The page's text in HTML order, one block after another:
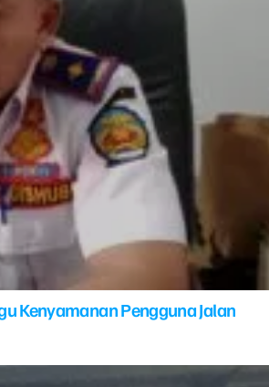
Kenyamanan Pengguna Jalan